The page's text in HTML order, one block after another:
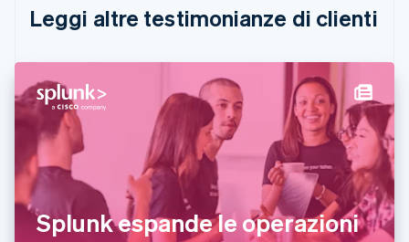
Leggi altre testimonianze di clienti
Splunk espande le operazioni
English Français
Cina continentale
Cipro
English
Croazia
English
Danimarca
English
Emirati Arabi Uniti
English
English